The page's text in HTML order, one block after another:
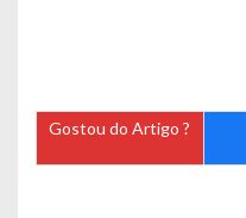
Gostou do Artigo ?